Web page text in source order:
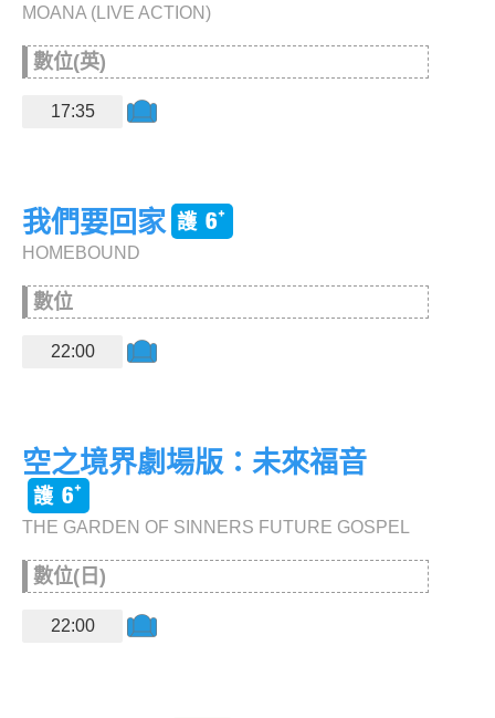
MOANA (LIVE ACTION)
數位(英)
17:35
我們要回家
HOMEBOUND
數位
22:00
空之境界劇場版：未來福音
THE GARDEN OF SINNERS FUTURE GOSPEL
數位(日)
22:00